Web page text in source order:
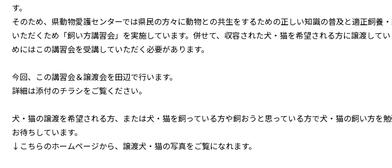
す。
そのため、県動物愛護センターでは県民の方々に動物との共生をするための正しい知識の普及と適正飼養
いただくため「飼い方講習会」を実施しています。併せて、収容された犬・猫を希望される方に譲渡して
めにはこの講習会を受講していただく必要があります。
今回、この講習会＆譲渡会を田辺で行います。
詳細は添付のチラシをご覧ください。
犬・猫の譲渡を希望される方、または犬・猫を飼っている方や飼おうと思っている方で犬・猫の飼い方を
お待ちしています。
↓こちらのホームページから、譲渡犬・猫の写真をご覧になれます。